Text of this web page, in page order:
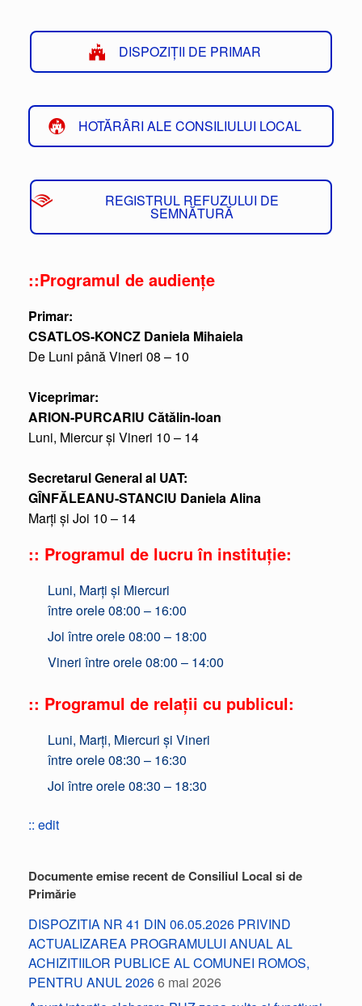
DISPOZIȚII DE PRIMAR
HOTĂRÂRI ALE CONSILIULUI LOCAL
REGISTRUL REFUZULUI DE
SEMNĂTURĂ
::Programul de audiențe
Primar:
CSATLOS-KONCZ Daniela Mihaiela
De Luni până Vineri 08 – 10
Viceprimar:
ARION-PURCARIU Cătălin-Ioan
Luni, Miercur și Vineri 10 – 14
Secretarul General al UAT:
GÎNFĂLEANU-STANCIU Daniela Alina
Marți și Joi 10 – 14
:: Programul de lucru în instituție:
Luni, Marți și Miercuri
între orele 08:00 – 16:00
Joi între orele 08:00 – 18:00
Vineri între orele 08:00 – 14:00
:: Programul de relații cu publicul:
Luni, Marți, Miercuri și Vineri
între orele 08:30 – 16:30
Joi între orele 08:30 – 18:30
:: edit
Documente emise recent de Consiliul Local si de
Primărie
DISPOZITIA NR 41 DIN 06.05.2026 PRIVIND
ACTUALIZAREA PROGRAMULUI ANUAL AL
ACHIZITIILOR PUBLICE AL COMUNEI ROMOS,
PENTRU ANUL 20266 mai 2026